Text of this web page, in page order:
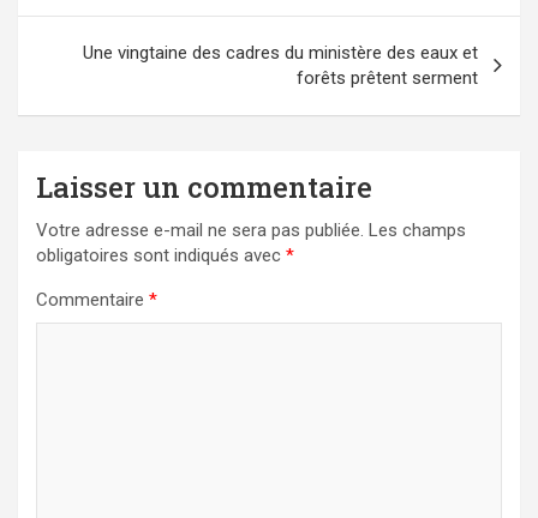
l’article
Une vingtaine des cadres du ministère des eaux et
forêts prêtent serment
Laisser un commentaire
Votre adresse e-mail ne sera pas publiée. Les champs
obligatoires sont indiqués avec *
Commentaire *